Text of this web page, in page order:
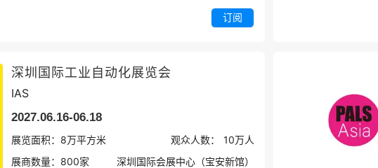
订阅
深圳国际工业自动化展览会
IAS
2027.06.16-06.18
展览面积： 8万平方米 观众人数： 10万人
展商数量： 800家 深圳国际会展中心（宝安新馆）